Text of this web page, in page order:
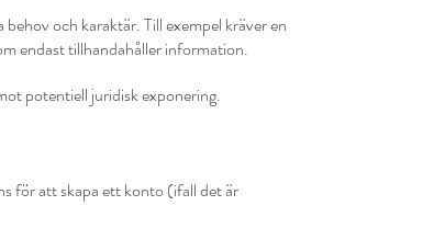
och karaktär. Till exempel kräver en
endast tillhandahåller information.
potentiell juridisk exponering.
för att skapa ett konto (ifall det är